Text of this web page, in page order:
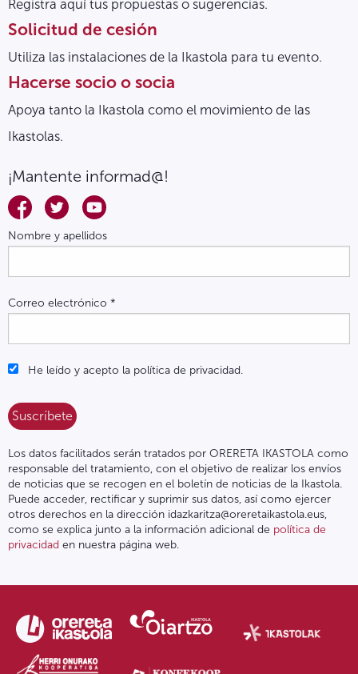
Registra aquí tus propuestas o sugerencias.
Solicitud de cesión
Utiliza las instalaciones de la Ikastola para tu evento.
Hacerse socio o socia
Apoya tanto la Ikastola como el movimiento de las
Ikastolas.
¡Mantente informad@!
Nombre y apellidos
Correo electrónico *
He leído y acepto la política de privacidad.
Los datos facilitados serán tratados por ORERETA IKASTOLA como
responsable del tratamiento, con el objetivo de realizar los envíos
de noticias que se recogen en el boletín de noticias de la Ikastola.
Puede acceder, rectificar y suprimir sus datos, así como ejercer
otros derechos en la dirección idazkaritza@oreretaikastola.eus,
como se explica junto a la información adicional de política de
privacidad en nuestra página web.